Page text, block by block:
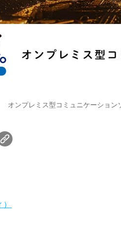
オンプレミス型コミュニケーション